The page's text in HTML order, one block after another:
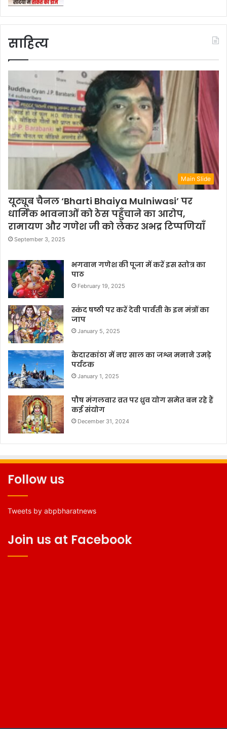
साहित्य
Main Slide
यूट्यूब चैनल ‘Bharti Bhaiya Mulniwasi’ पर
धार्मिक भावनाओं को ठेस पहुँचाने का आरोप,
रामायण और गणेश जी को लेकर अभद्र टिप्पणियाँ
September 3, 2025
भगवान गणेश की पूजा में करें इस स्तोत्र का
पाठ
February 19, 2025
स्कंद षष्ठी पर करें देवी पार्वती के इन मंत्रों का
जाप
January 5, 2025
केदारकांठा में नए साल का जश्न मनाने उमड़े
पर्यटक
January 1, 2025
पौष मंगलवार व्रत पर ध्रुव योग समेत बन रहे हैं
कई संयोग
December 31, 2024
Follow us
Tweets by abpbharatnews
Join us at Facebook